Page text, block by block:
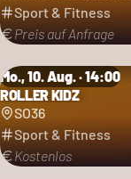
Sport & Fitness
Preis auf Anfrage
Mo., 10. Aug. · 14:00
ROLLER KIDZ
SO36
Sport & Fitness
Kostenlos